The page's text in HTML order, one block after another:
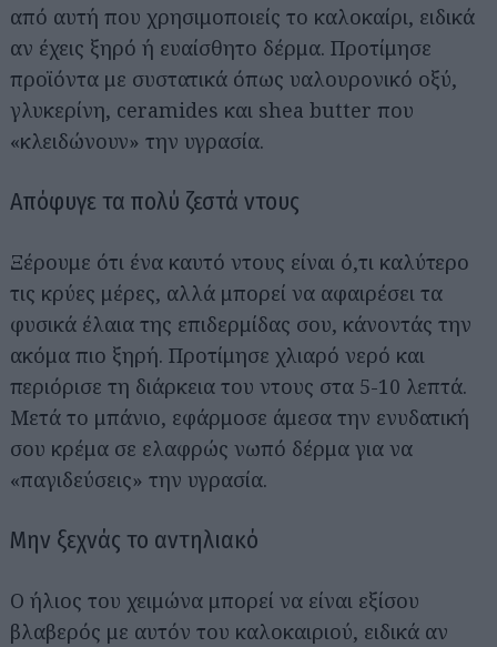
από αυτή που χρησιμοποιείς το καλοκαίρι, ειδικά
αν έχεις ξηρό ή ευαίσθητο δέρμα. Προτίμησε
προϊόντα με συστατικά όπως υαλουρονικό οξύ,
γλυκερίνη, ceramides και shea butter που
«κλειδώνουν» την υγρασία.
Απόφυγε τα πολύ ζεστά ντους
Ξέρουμε ότι ένα καυτό ντους είναι ό,τι καλύτερο
τις κρύες μέρες, αλλά μπορεί να αφαιρέσει τα
φυσικά έλαια της επιδερμίδας σου, κάνοντάς την
ακόμα πιο ξηρή. Προτίμησε χλιαρό νερό και
περιόρισε τη διάρκεια του ντους στα 5-10 λεπτά.
Μετά το μπάνιο, εφάρμοσε άμεσα την ενυδατική
σου κρέμα σε ελαφρώς νωπό δέρμα για να
«παγιδεύσεις» την υγρασία.
Μην ξεχνάς το αντηλιακό
Ο ήλιος του χειμώνα μπορεί να είναι εξίσου
βλαβερός με αυτόν του καλοκαιριού, ειδικά αν